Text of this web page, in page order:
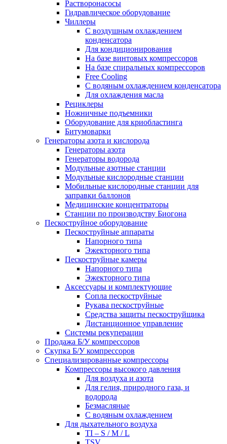
Растворонасосы
Гидравлическое оборудование
Чиллеры
С воздушным охлаждением
конденсатора
Для кондиционирования
На базе винтовых компрессоров
На базе спиральных компрессоров
Free Cooling
С водяным охлаждением конденсатора
Для охлаждения масла
Рециклеры
Ножничные подъемники
Оборудование для криобластинга
Битумоварки
Генераторы азота и кислорода
Генераторы азота
Генераторы водорода
Модульные азотные станции
Модульные кислородные станции
Мобильные кислородные станции для
заправки баллонов
Медицинские концентраторы
Станции по производству Биогона
Пескоструйное оборудование
Пескоструйные аппараты
Напорного типа
Эжекторного типа
Пескоструйные камеры
Напорного типа
Эжекторного типа
Аксессуары и комплектующие
Сопла пескоструйные
Рукава пескоструйные
Средства защиты пескоструйщика
Дистанционное управление
Системы рекуперации
Продажа Б/У компрессоров
Скупка Б/У компрессоров
Специализированные компрессоры
Компрессоры высокого давления
Для воздуха и азота
Для гелия, природного газа, и
водорода
Безмасляные
С водяным охлаждением
Для дыхательного воздуха
TI – S / M / L
TSV